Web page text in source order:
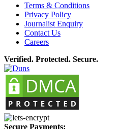
Terms & Conditions
Privacy Policy
Journalist Enquiry
Contact Us
Careers
Verified. Protected. Secure.
Secure Payments: